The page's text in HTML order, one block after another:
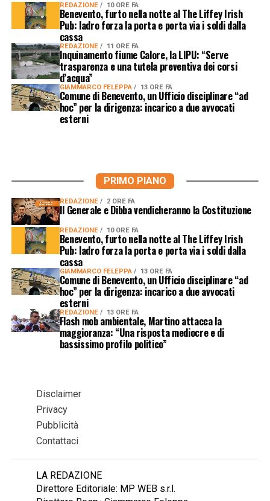
REDAZIONE 10 ORE FA
Benevento, furto nella notte al The Liffey Irish
Pub: ladro forza la porta e porta via i soldi dalla
cassa
REDAZIONE 11 ORE FA
Inquinamento fiume Calore, la LIPU: “Serve
trasparenza e una tutela preventiva dei corsi
d’acqua”
GIAMMARCO FELEPPA 13 ORE FA
Comune di Benevento, un Ufficio disciplinare “ad
hoc” per la dirigenza: incarico a due avvocati
esterni
PRIMO PIANO
REDAZIONE 2 ORE FA
Il Generale e Dibba vendicheranno la Costituzione
REDAZIONE 10 ORE FA
Benevento, furto nella notte al The Liffey Irish
Pub: ladro forza la porta e porta via i soldi dalla
cassa
GIAMMARCO FELEPPA 13 ORE FA
Comune di Benevento, un Ufficio disciplinare “ad
hoc” per la dirigenza: incarico a due avvocati
esterni
REDAZIONE 13 ORE FA
Flash mob ambientale, Martino attacca la
maggioranza: “Una risposta mediocre e di
bassissimo profilo politico”
Disclaimer
Privacy
Pubblicità
Contattaci
LA REDAZIONE
Direttore Editoriale: MP WEB s.r.l.